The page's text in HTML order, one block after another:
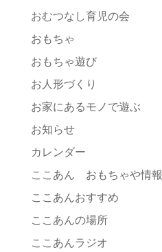
おむつなし育児の会
おもちゃ
おもちゃ遊び
お人形づくり
お家にあるモノで遊ぶ
お知らせ
カレンダー
ここあん おもちゃや情報
ここあんおすすめ
ここあんの場所
ここあんラジオ